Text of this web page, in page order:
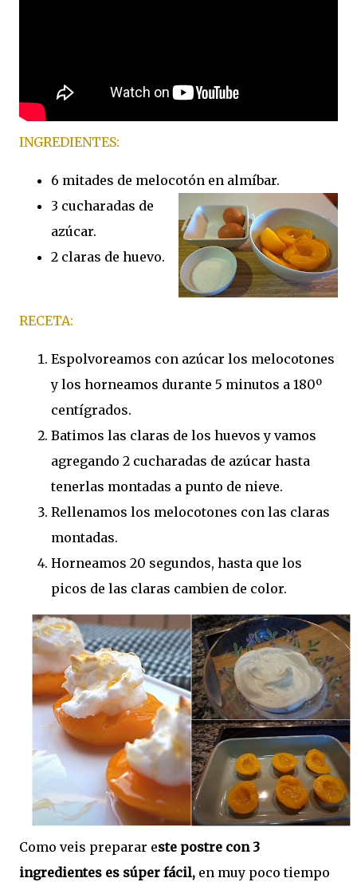
INGREDIENTES:
6 mitades de melocotón en almíbar.
3 cucharadas de
azúcar.
2 claras de huevo.
RECETA:
Espolvoreamos con azúcar los melocotones
y los horneamos durante 5 minutos a 180º
centígrados.
Batimos las claras de los huevos y vamos
agregando 2 cucharadas de azúcar hasta
tenerlas montadas a punto de nieve.
Rellenamos los melocotones con las claras
montadas.
Horneamos 20 segundos, hasta que los
picos de las claras cambien de color.
Como veis preparar este postre con 3
ingredientes es súper fácil, en muy poco tiempo